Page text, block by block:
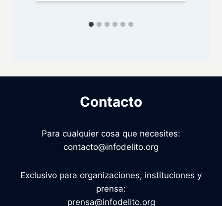
Contacto
Para cualquier cosa que necesites:
contacto@infodelito.org
Exclusivo para organizaciones, instituciones y
prensa:
prensa@infodelito.org